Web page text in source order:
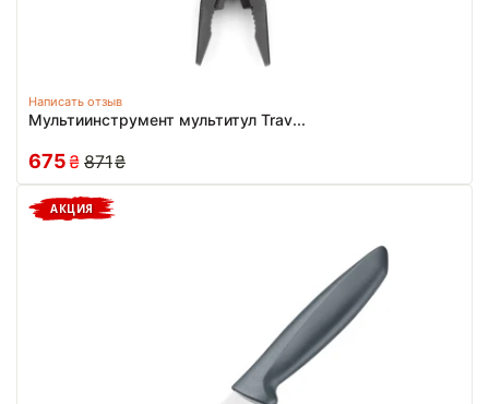
Написать отзыв
Мультиинструмент мультитул Trav...
675₴ 871₴
АКЦИЯ